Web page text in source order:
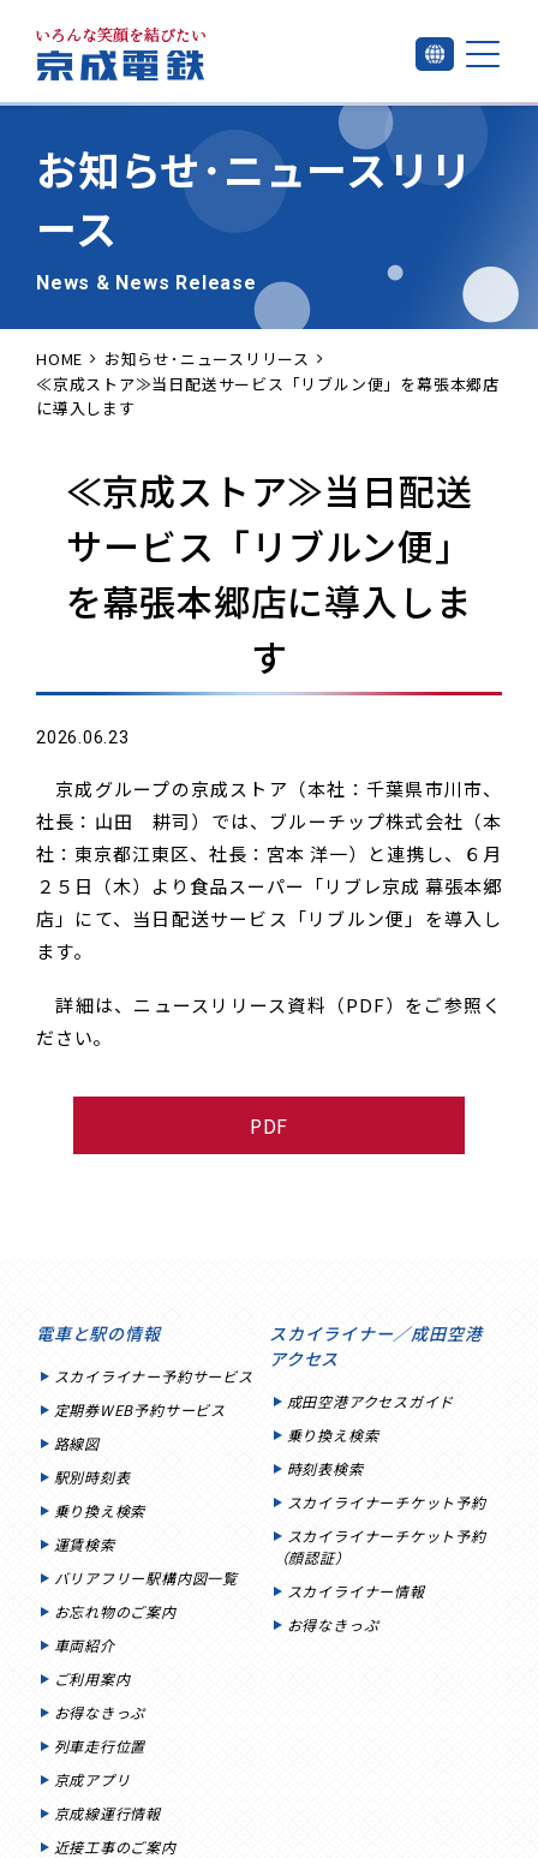
お知らせ･ニュースリリ
ース
News & News Release
HOME
お知らせ･ニュースリリース
≪京成ストア≫当日配送サービス「リブルン便」を幕張本郷店
に導入します
≪京成ストア≫当日配送
サービス「リブルン便」
を幕張本郷店に導入しま
す
2026.06.23
京成グループの京成ストア（本社：千葉県市川市、
社長：山田 耕司）では、ブルーチップ株式会社（本
社：東京都江東区、社長：宮本 洋一）と連携し、６月
２５日（木）より食品スーパー「リブレ京成 幕張本郷
店」にて、当日配送サービス「リブルン便」を導入し
ます。
詳細は、ニュースリリース資料（PDF）をご参照く
ださい。
PDF
電車と駅の情報
スカイライナー予約サービス
定期券WEB予約サービス
路線図
駅別時刻表
乗り換え検索
運賃検索
バリアフリー駅構内図一覧
お忘れ物のご案内
車両紹介
ご利用案内
お得なきっぷ
列車走行位置
京成アプリ
京成線運行情報
近接工事のご案内
スカイライナー／成田空港
アクセス
成田空港アクセスガイド
乗り換え検索
時刻表検索
スカイライナーチケット予約
スカイライナーチケット予約
（顔認証）
スカイライナー情報
お得なきっぷ